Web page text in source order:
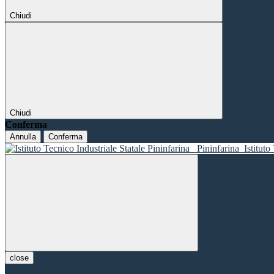
Chiudi
Chiudi
Conferma
Annulla Conferma
Pininfarina Istituto
close